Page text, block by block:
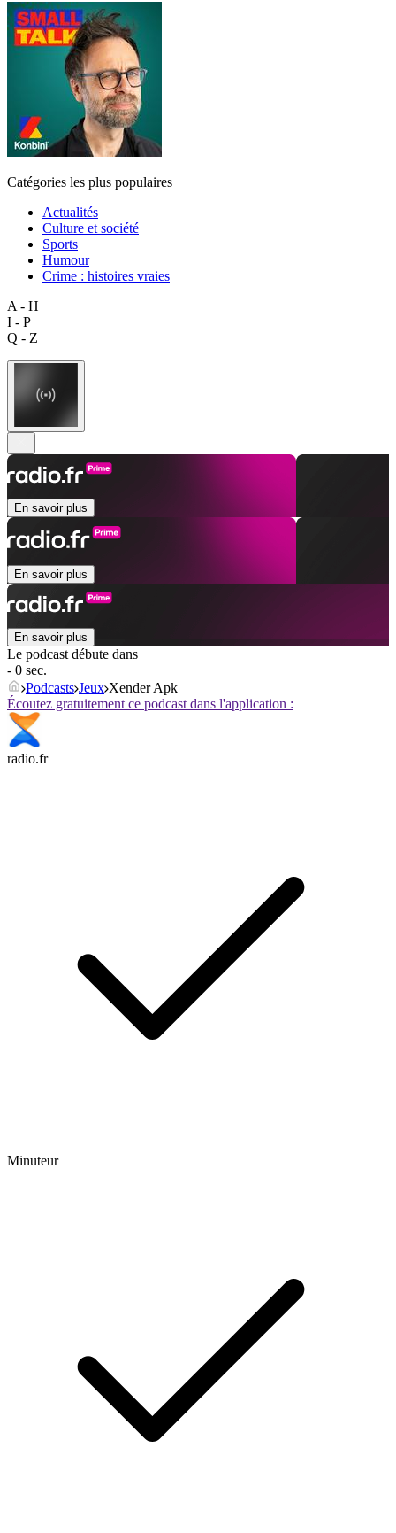
Catégories les plus populaires
Actualités
Culture et société
Sports
Humour
Crime : histoires vraies
A - H
I - P
Q - Z
En savoir plus
En savoir plus
En savoir plus
Le podcast débute dans
- 0 sec.
Podcasts Jeux Xender Apk
Écoutez gratuitement ce podcast dans l'application :
radio.fr
Minuteur